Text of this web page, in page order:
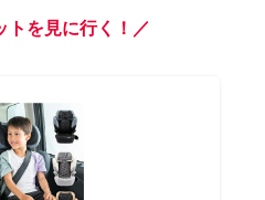
トを見に行く！／